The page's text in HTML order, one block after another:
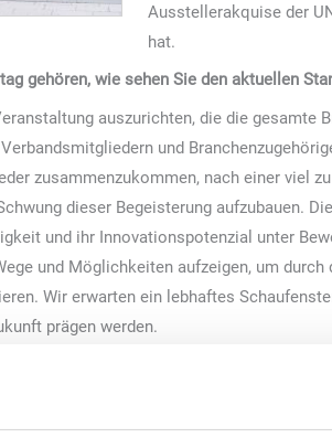
Ausstellerakquise der
hat.
gehören, wie sehen Sie den aktuellen
auszurichten, die die gesamte
und
zusammenzukommen, nach einer viel
dieser Begeisterung aufzubauen.
und ihr Innovationspotenzial unter
und Möglichkeiten aufzeigen, um
Wir erwarten ein lebhaftes
prägen werden.
Jahrestag der Veranstaltung seit
an Größe als auch an Umfang